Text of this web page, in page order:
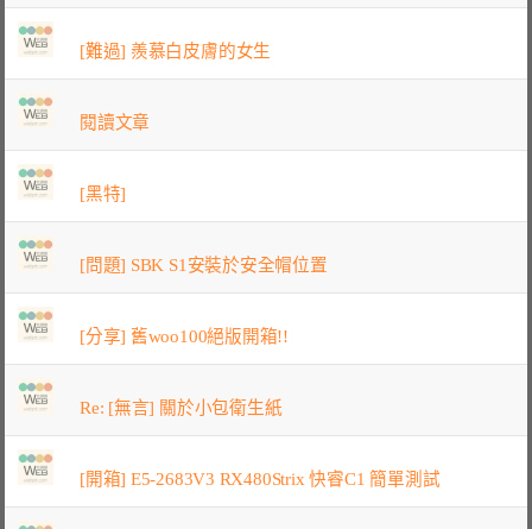
[難過] 羨慕白皮膚的女生
閱讀文章
[黑特]
[問題] SBK S1安裝於安全帽位置
[分享] 舊woo100絕版開箱!!
Re: [無言] 關於小包衛生紙
[開箱] E5-2683V3 RX480Strix 快睿C1 簡單測試